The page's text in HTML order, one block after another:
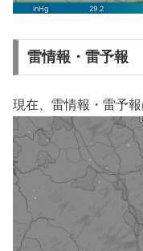
雷情報・雷予報
現在、雷情報・雷予